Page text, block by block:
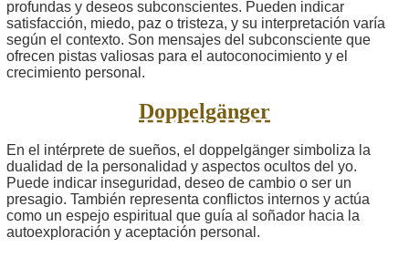
profundas y deseos subconscientes. Pueden indicar
satisfacción, miedo, paz o tristeza, y su interpretación varía
según el contexto. Son mensajes del subconsciente que
ofrecen pistas valiosas para el autoconocimiento y el
crecimiento personal.
Doppelgänger
En el intérprete de sueños, el doppelgänger simboliza la
dualidad de la personalidad y aspectos ocultos del yo.
Puede indicar inseguridad, deseo de cambio o ser un
presagio. También representa conflictos internos y actúa
como un espejo espiritual que guía al soñador hacia la
autoexploración y aceptación personal.